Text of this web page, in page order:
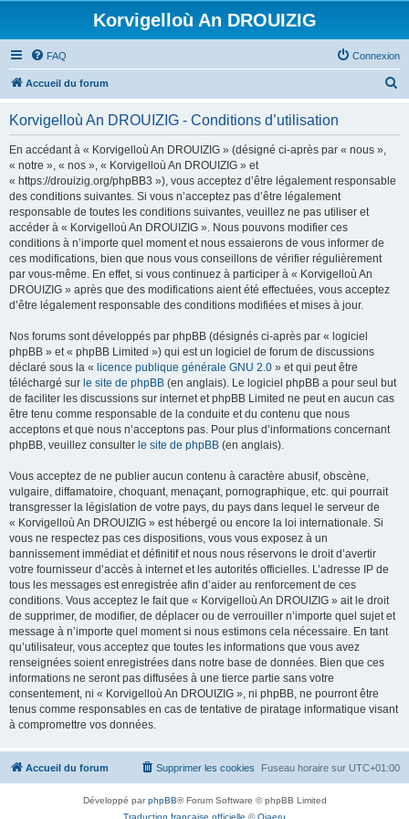
Korvigelloù An DROUIZIG
FAQ Connexion
Accueil du forum
Korvigelloù An DROUIZIG - Conditions d’utilisation
En accédant à « Korvigelloù An DROUIZIG » (désigné ci-après par « nous »,
« notre », « nos », « Korvigelloù An DROUIZIG » et
« https://drouizig.org/phpBB3 »), vous acceptez d’être légalement responsable
des conditions suivantes. Si vous n’acceptez pas d’être légalement
responsable de toutes les conditions suivantes, veuillez ne pas utiliser et
accéder à « Korvigelloù An DROUIZIG ». Nous pouvons modifier ces
conditions à n’importe quel moment et nous essaierons de vous informer de
ces modifications, bien que nous vous conseillons de vérifier régulièrement
par vous-même. En effet, si vous continuez à participer à « Korvigelloù An
DROUIZIG » après que des modifications aient été effectuées, vous acceptez
d’être légalement responsable des conditions modifiées et mises à jour.
Nos forums sont développés par phpBB (désignés ci-après par « logiciel
phpBB » et « phpBB Limited ») qui est un logiciel de forum de discussions
déclaré sous la « licence publique générale GNU 2.0 » et qui peut être
téléchargé sur le site de phpBB (en anglais). Le logiciel phpBB a pour seul but
de faciliter les discussions sur internet et phpBB Limited ne peut en aucun cas
être tenu comme responsable de la conduite et du contenu que nous
acceptons et que nous n’acceptons pas. Pour plus d’informations concernant
phpBB, veuillez consulter le site de phpBB (en anglais).
Vous acceptez de ne publier aucun contenu à caractère abusif, obscène,
vulgaire, diffamatoire, choquant, menaçant, pornographique, etc. qui pourrait
transgresser la législation de votre pays, du pays dans lequel le serveur de
« Korvigelloù An DROUIZIG » est hébergé ou encore la loi internationale. Si
vous ne respectez pas ces dispositions, vous vous exposez à un
bannissement immédiat et définitif et nous nous réservons le droit d’avertir
votre fournisseur d’accès à internet et les autorités officielles. L’adresse IP de
tous les messages est enregistrée afin d’aider au renforcement de ces
conditions. Vous acceptez le fait que « Korvigelloù An DROUIZIG » ait le droit
de supprimer, de modifier, de déplacer ou de verrouiller n’importe quel sujet et
message à n’importe quel moment si nous estimons cela nécessaire. En tant
qu’utilisateur, vous acceptez que toutes les informations que vous avez
renseignées soient enregistrées dans notre base de données. Bien que ces
informations ne seront pas diffusées à une tierce partie sans votre
consentement, ni « Korvigelloù An DROUIZIG », ni phpBB, ne pourront être
tenus comme responsables en cas de tentative de piratage informatique visant
à compromettre vos données.
Accueil du forum Fuseau horaire sur UTC+01:00
Supprimer les cookies
Développé parphpBB® Forum Software © phpBB Limited
Traduction française officielle ©Qiaeru